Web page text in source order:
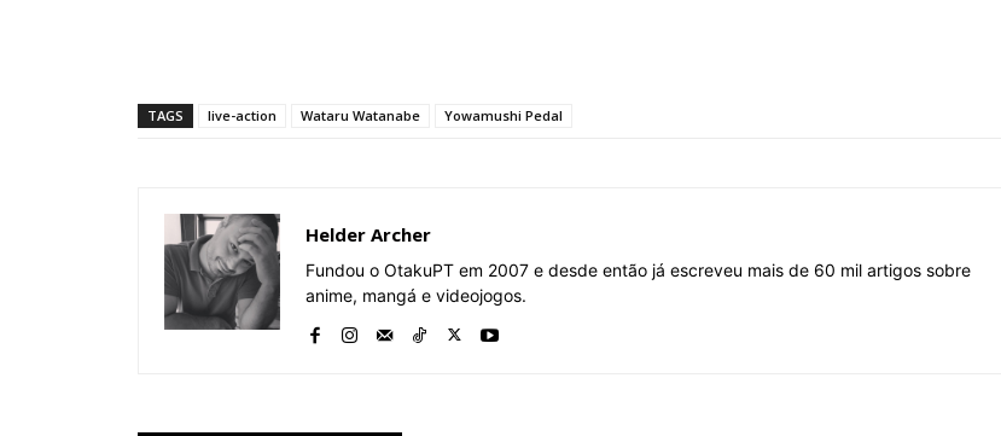
TAGS live-action Wataru Watanabe Yowamushi Pedal
Helder Archer
Fundou o OtakuPT em 2007 e desde então já escreveu mais de 60 mil artigos sobre
anime, mangá e videojogos.